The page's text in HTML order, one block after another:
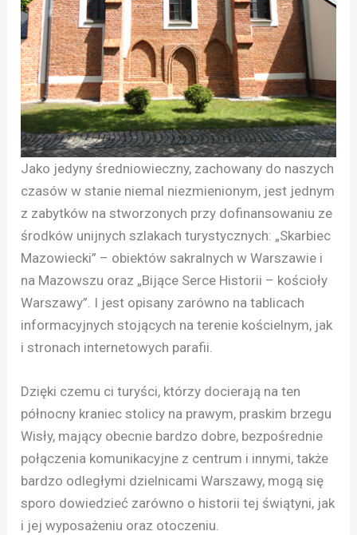
Jako jedyny średniowieczny, zachowany do naszych
czasów w stanie niemal niezmienionym, jest jednym
z zabytków na stworzonych przy dofinansowaniu ze
środków unijnych szlakach turystycznych: „Skarbiec
Mazowiecki” – obiektów sakralnych w Warszawie i
na Mazowszu oraz „Bijące Serce Historii – kościoły
Warszawy”. I jest opisany zarówno na tablicach
informacyjnych stojących na terenie kościelnym, jak
i stronach internetowych parafii.
Dzięki czemu ci turyści, którzy docierają na ten
północny kraniec stolicy na prawym, praskim brzegu
Wisły, mający obecnie bardzo dobre, bezpośrednie
połączenia komunikacyjne z centrum i innymi, także
bardzo odległymi dzielnicami Warszawy, mogą się
sporo dowiedzieć zarówno o historii tej świątyni, jak
i jej wyposażeniu oraz otoczeniu.